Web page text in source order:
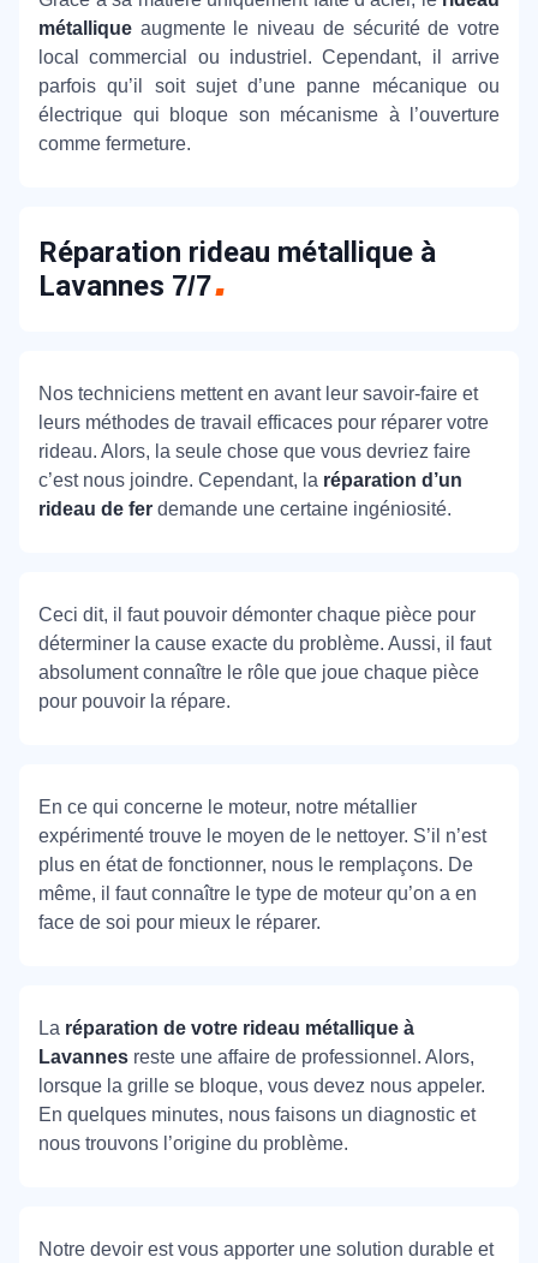
métallique augmente le niveau de sécurité de votre
local commercial ou industriel. Cependant, il arrive
parfois qu’il soit sujet d’une panne mécanique ou
électrique qui bloque son mécanisme à l’ouverture
comme fermeture.
Réparation rideau métallique à
Lavannes 7/7
Nos techniciens mettent en avant leur savoir-faire et
leurs méthodes de travail efficaces pour réparer votre
rideau. Alors, la seule chose que vous devriez faire
c’est nous joindre. Cependant, la réparation d’un
rideau de fer demande une certaine ingéniosité.
Ceci dit, il faut pouvoir démonter chaque pièce pour
déterminer la cause exacte du problème. Aussi, il faut
absolument connaître le rôle que joue chaque pièce
pour pouvoir la répare.
En ce qui concerne le moteur, notre métallier
expérimenté trouve le moyen de le nettoyer. S’il n’est
plus en état de fonctionner, nous le remplaçons. De
même, il faut connaître le type de moteur qu’on a en
face de soi pour mieux le réparer.
La réparation de votre rideau métallique à
Lavannes reste une affaire de professionnel. Alors,
lorsque la grille se bloque, vous devez nous appeler.
En quelques minutes, nous faisons un diagnostic et
nous trouvons l’origine du problème.
Notre devoir est vous apporter une solution durable et